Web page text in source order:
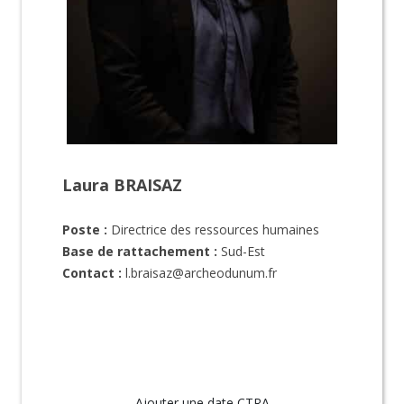
Laura BRAISAZ
Poste : Directrice des ressources humaines
Base de rattachement :Sud-Est
Contact :l.braisaz@archeodunum.fr